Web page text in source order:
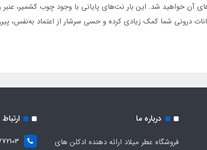
آن خواهید شد. این بار نت‌های پایانی با وجود چوب کشمیر،
درونی شما کمک زیادی کرده و حسی سرشار از اعتماد به‌نفس،
درباره ما
فروشگاه عطر میلاد ارائه دهنده ادکلن های